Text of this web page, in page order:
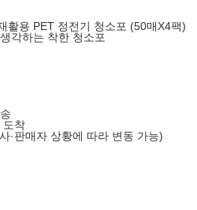
활용 PET 정전기 청소포 (50매X4팩)
각하는 착한 청소포
도착
·판매자 상황에 따라 변동 가능)